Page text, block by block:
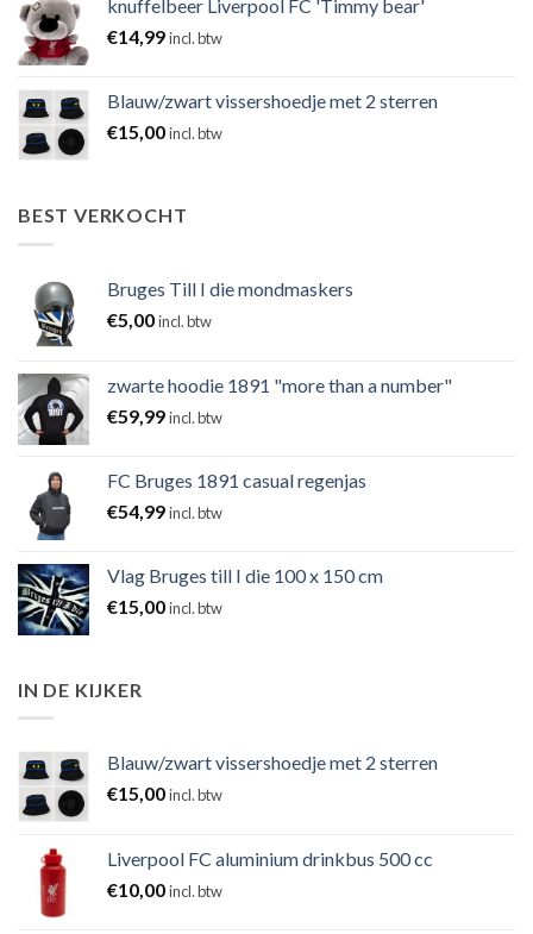
knuffelbeer Liverpool FC 'Timmy bear'
€14,99incl. btw
Blauw/zwart vissershoedje met 2 sterren
€15,00incl. btw
BEST VERKOCHT
Bruges Till I die mondmaskers
€5,00incl. btw
zwarte hoodie 1891 "more than a number"
€59,99incl. btw
FC Bruges 1891 casual regenjas
€54,99incl. btw
Vlag Bruges till I die 100 x 150 cm
€15,00incl. btw
IN DE KIJKER
Blauw/zwart vissershoedje met 2 sterren
€15,00incl. btw
Liverpool FC aluminium drinkbus 500 cc
€10,00incl. btw